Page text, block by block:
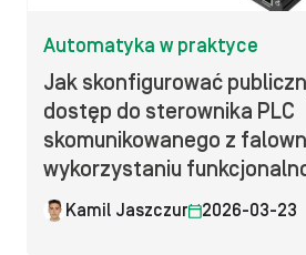
Automatyka w praktyce
Jak skonfigurować
dostęp do sterownika PLC
skomunikowanego z
wykorzystaniu
Kamil Jaszczur 2026-03-23